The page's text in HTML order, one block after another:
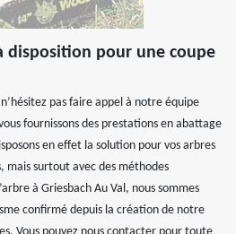
disposition pour une coupe
pas faire appel à notre équipe
fournissons des prestations en abattage
en effet la solution pour vos arbres
surtout avec des méthodes
à Griesbach Au Val, nous sommes
confirmé depuis la création de notre